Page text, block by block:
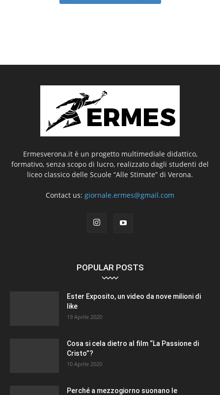
Ermesverona.it è un progetto multimediale didattico,
formativo, senza scopo di lucro, realizzato dagli studenti del
liceo classico delle Scuole “Alle Stimate” di Verona.
Contact us: giornale.ermes@gmail.com
POPULAR POSTS
Ester Exposito, un video da nove milioni di
like
19 Aprile 2020
Cosa si cela dietro al film “La Passione di
Cristo”?
10 Aprile 2020
Perché a mezzogiorno suonano le